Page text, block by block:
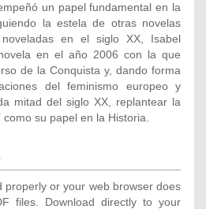
un papel fundamental en la
la estela de otras novelas
en el siglo XX, Isabel
en el año 2006 con la que
de la Conquista y, dando forma
del feminismo europeo y
mitad del siglo XX, replantear la
su papel en la Historia.
properly or your web browser does
files. Download directly to your